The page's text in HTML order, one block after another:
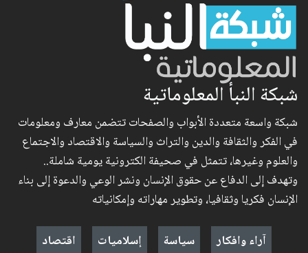
شبكة النبأ المعلوماتية
شبكة واسعة متعددة الأبواب والصفحات تتضمن معارف ومعلومات
في الفكر والثقافة والدين والتراث والسياسة والاقتصاد والاجتماع
والعلوم وغيرها، تتمثل في صحيفة الكترونية يومية شاملة..
وتهدف إلى الدفاع عن حقوق الإنسان ونشر الوعي والدعوة إلى بناء
الإنسان فكريا وثقافيا، وتطوير مهاراته وإمكانياته
آراء وافكار
سياسة إسلاميات
اقتصاد